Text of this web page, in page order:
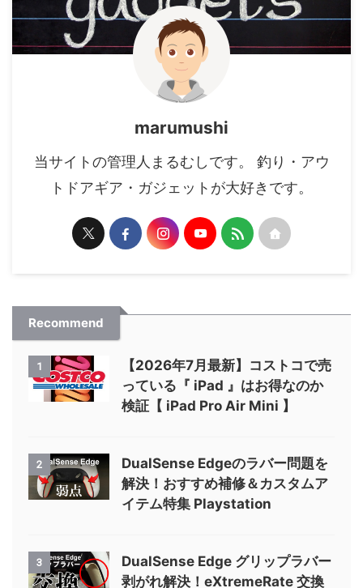
marumushi
当サイトの管理人まるむしです。 釣り・アウ
トドアギア・ガジェットが大好きです。
Recommend
1
【2026年7月最新】コストコで売
っている『 iPad 』はお得なのか
検証【 iPad Pro Air Mini 】
2
DualSense Edgeのラバー問題を
解決！おすすめ補修＆カスタムア
イテム特集 Playstation
3
DualSense Edge グリップラバー
剥がれ解決！eXtremeRate 交換